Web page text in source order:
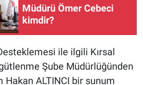
Müdürü Ömer Cebeci
kimdir?
ile ilgili Kırsal
Şube Müdürlüğünden
ALTINCI bir sunum